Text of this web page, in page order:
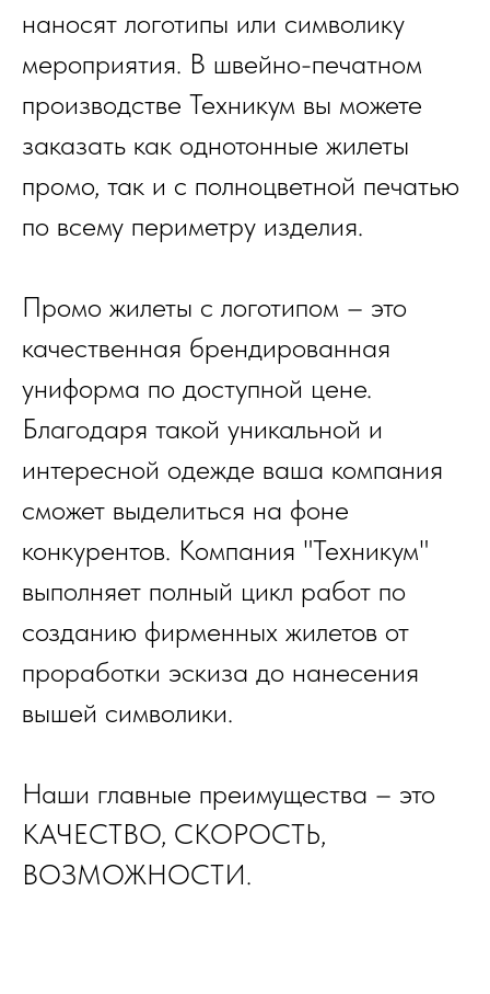
наносят логотипы или символику
мероприятия. В швейно-печатном
производстве Техникум вы можете
заказать как однотонные жилеты
промо, так и с полноцветной печатью
по всему периметру изделия.
Промо жилеты с логотипом – это
качественная брендированная
униформа по доступной цене.
Благодаря такой уникальной и
интересной одежде ваша компания
сможет выделиться на фоне
конкурентов. Компания "Техникум"
выполняет полный цикл работ по
созданию фирменных жилетов от
проработки эскиза до нанесения
вышей символики.
Наши главные преимущества – это
КАЧЕСТВО, СКОРОСТЬ,
ВОЗМОЖНОСТИ.